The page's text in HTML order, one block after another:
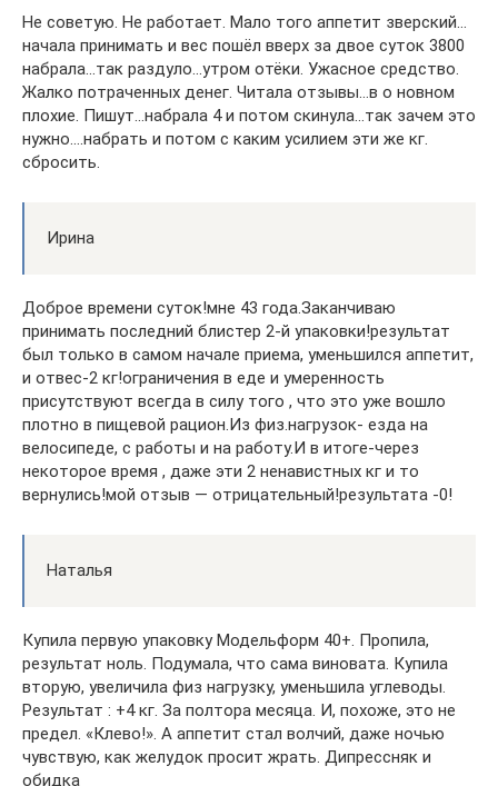
Не советую. Не работает. Мало того аппетит зверский…
начала принимать и вес пошёл вверх за двое суток 3800
набрала…так раздуло…утром отёки. Ужасное средство.
Жалко потраченных денег. Читала отзывы…в о новном
плохие. Пишут…набрала 4 и потом скинула…так зачем это
нужно….набрать и потом с каким усилием эти же кг.
сбросить.
Ирина
Доброе времени суток!мне 43 года.Заканчиваю
принимать последний блистер 2-й упаковки!результат
был только в самом начале приема, уменьшился аппетит,
и отвес-2 кг!ограничения в еде и умеренность
присутствуют всегда в силу того , что это уже вошло
плотно в пищевой рацион.Из физ.нагрузок- езда на
велосипеде, с работы и на работу.И в итоге-через
некоторое время , даже эти 2 ненавистных кг и то
вернулись!мой отзыв — отрицательный!результата -0!
Наталья
Купила первую упаковку Модельформ 40+. Пропила,
результат ноль. Подумала, что сама виновата. Купила
вторую, увеличила физ нагрузку, уменьшила углеводы.
Результат : +4 кг. За полтора месяца. И, похоже, это не
предел. «Клево!». А аппетит стал волчий, даже ночью
чувствую, как желудок просит жрать. Дипрессняк и
обидка